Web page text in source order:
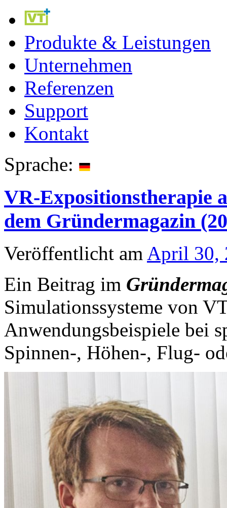
Produkte & Leistungen
Unternehmen
Referenzen
Support
Kontakt
Sprache:
VR-Expositionstherapie
dem Gründermagazin
Veröffentlicht am April 30,
Ein Beitrag im
Simulationssysteme von
Anwendungsbeispiele bei
Spinnen-, Höhen-, Flug-